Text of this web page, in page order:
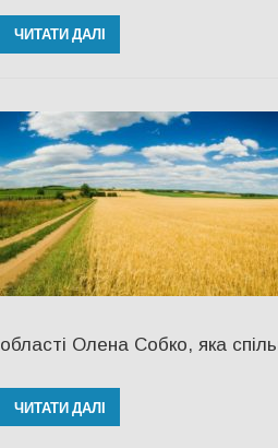
ЧИТАТИ ДАЛІ
області Олена Собко, яка
ЧИТАТИ ДАЛІ